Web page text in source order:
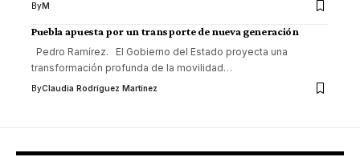
ByM
Puebla apuesta por un transporte de nueva generación
Pedro Ramírez. El Gobierno del Estado proyecta una
transformación profunda de la movilidad…
ByClaudia Rodríguez Martínez